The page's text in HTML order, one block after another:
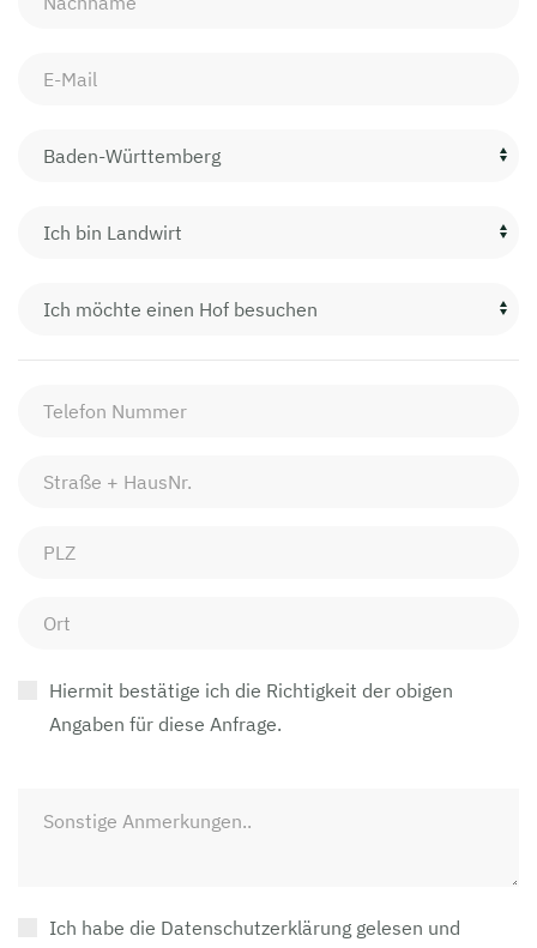
Hiermit bestätige ich die Richtigkeit der obigen
Angaben für diese Anfrage.
Ich habe die Datenschutzerklärung gelesen und